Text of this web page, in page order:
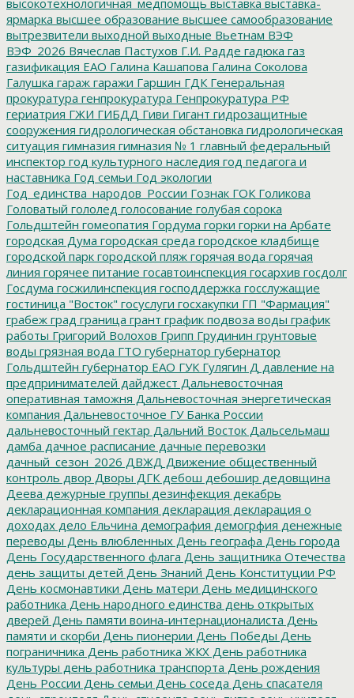
ярмарка высшее образование высшее самообразование
вытрезвители выходной выходные Вьетнам ВЭФ
ВЭФ_2026 Вячеслав Пастухов Г.И. Радде гадюка газ
газификация ЕАО Галина Кашапова Галина Соколова
Галушка гараж гаражи Гаршин ГДК Генеральная
прокуратура генпрокуратура Генпрокуратура РФ
гериатрия ГЖИ ГИБДД Гиви Гигант гидрозащитные
сооружения гидрологическая обстановка гидрологическая
ситуация гимназия гимназия № 1 главный федеральный
инспектор год культурного наследия год педагога и
наставника Год семьи Год экологии
Год_единства_народов_России Гознак ГОК Голикова
Головатый гололед голосование голубая сорока
Гольдштейн гомеопатия Гордума горки горки на Арбате
городская Дума городская среда городское кладбище
городской парк городской пляж горячая вода горячая
линия горячее питание госавтоинспекция госархив госдолг
Госдума госжилинспекция господдержка госслужащие
гостиница "Восток" госуслуги госхакупки ГП "Фармация"
грабеж град граница грант график подвоза воды график
работы Григорий Волохов Грипп Грудинин грунтовые
воды грязная вода ГТО губернатор губернатор
Гольдштейн губернатор ЕАО ГУК Гулягин Д давление на
предпринимателей дайджест Дальневосточная
оперативная таможня Дальневосточная энергетическая
компания Дальневосточное ГУ Банка России
дальневосточный гектар Дальний Восток Дальсельмаш
дамба дачное расписание дачные перевозки
дачный_сезон_2026 ДВЖД Движение общественный
контроль двор Дворы ДГК дебош дебошир дедовщина
Деева дежурные группы дезинфекция декабрь
декларационная компания декларация декларация о
доходах дело Ельчина демография демогрфия денежные
переводы День влюбленных День географа День города
День Государственного флага День защитника Отечества
день защиты детей День Знаний День Конституции РФ
День космонавтики День матери День медицинского
работника День народного единства день открытых
дверей День памяти воина-интернационалиста День
памяти и скорби День пионерии День Победы День
пограничника День работника ЖКХ День работника
культуры день работника транспорта День рождения
День России День семьи День соседа День спасателя